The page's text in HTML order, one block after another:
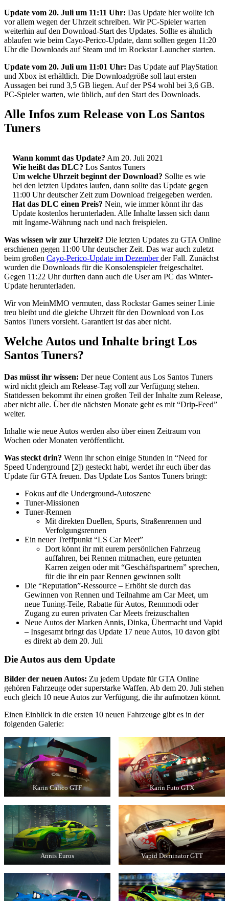
Update vom 20. Juli um 11:11 Uhr: Das Update hier wollte ich
vor allem wegen der Uhrzeit schreiben. Wir PC-Spieler warten
weiterhin auf den Download-Start des Updates. Sollte es ähnlich
ablaufen wie beim Cayo-Perico-Update, dann sollten gegen 11:20
Uhr die Downloads auf Steam und im Rockstar Launcher starten.
Update vom 20. Juli um 11:01 Uhr: Das Update auf PlayStation
und Xbox ist erhältlich. Die Downloadgröße soll laut ersten
Aussagen bei rund 3,5 GB liegen. Auf der PS4 wohl bei 3,6 GB.
PC-Spieler warten, wie üblich, auf den Start des Downloads.
Alle Infos zum Release von Los Santos
Tuners
Wann kommt das Update? Am 20. Juli 2021
Wie heißt das DLC? Los Santos Tuners
Um welche Uhrzeit beginnt der Download? Sollte es wie
bei den letzten Updates laufen, dann sollte das Update gegen
11:00 Uhr deutscher Zeit zum Download freigegeben werden.
Hat das DLC einen Preis? Nein, wie immer könnt ihr das
Update kostenlos herunterladen. Alle Inhalte lassen sich dann
mit Ingame-Währung nach und nach freispielen.
Was wissen wir zur Uhrzeit? Die letzten Updates zu GTA Online
erschienen gegen 11:00 Uhr deutscher Zeit. Das war auch zuletzt
beim großen Cayo-Perico-Update im Dezemberder Fall. Zunächst
wurden die Downloads für die Konsolenspieler freigeschaltet.
Gegen 11:22 Uhr durften dann auch die User am PC das Winter-
Update herunterladen.
Wir von MeinMMO vermuten, dass Rockstar Games seiner Linie
treu bleibt und die gleiche Uhrzeit für den Download von Los
Santos Tuners vorsieht. Garantiert ist das aber nicht.
Welche Autos und Inhalte bringt Los
Santos Tuners?
Das müsst ihr wissen: Der neue Content aus Los Santos Tuners
wird nicht gleich am Release-Tag voll zur Verfügung stehen.
Stattdessen bekommt ihr einen großen Teil der Inhalte zum Release,
aber nicht alle. Über die nächsten Monate geht es mit “Drip-Feed”
weiter.
Inhalte wie neue Autos werden also über einen Zeitraum von
Wochen oder Monaten veröffentlicht.
Was steckt drin? Wenn ihr schon einige Stunden in “Need for
Speed Underground [2]) gesteckt habt, werdet ihr euch über das
Update für GTA freuen. Das Update Los Santos Tuners bringt:
Fokus auf die Underground-Autoszene
Tuner-Missionen
Tuner-Rennen
Mit direkten Duellen, Spurts, Straßenrennen und
Verfolgungsrennen
Ein neuer Treffpunkt “LS Car Meet”
Dort könnt ihr mit eurem persönlichen Fahrzeug
auffahren, bei Rennen mitmachen, eure getunten
Karren zeigen oder mit “Geschäftspartnern” sprechen,
für die ihr ein paar Rennen gewinnen sollt
Die “Reputation”-Ressource – Erhöht sie durch das
Gewinnen von Rennen und Teilnahme am Car Meet, um
neue Tuning-Teile, Rabatte für Autos, Rennmodi oder
Zugang zu euren privaten Car Meets freizuschalten
Neue Autos der Marken Annis, Dinka, Übermacht und Vapid
– Insgesamt bringt das Update 17 neue Autos, 10 davon gibt
es direkt ab dem 20. Juli
Die Autos aus dem Update
Bilder der neuen Autos: Zu jedem Update für GTA Online
gehören Fahrzeuge oder superstarke Waffen. Ab dem 20. Juli stehen
euch gleich 10 neue Autos zur Verfügung, die ihr aufmotzen könnt.
Einen Einblick in die ersten 10 neuen Fahrzeuge gibt es in der
folgenden Galerie:
Karin Calico GTF Karin Futo GTX
Annis Euros Vapid Dominator GTT